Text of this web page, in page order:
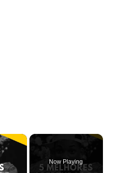
×
Now Playing